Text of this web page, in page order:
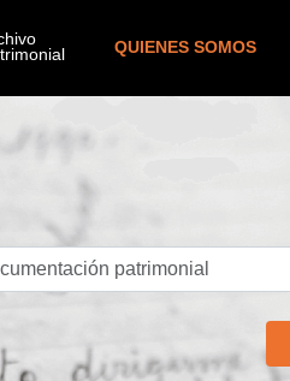
QUIENES SOMOS